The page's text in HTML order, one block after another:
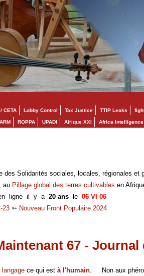
CETA Lobby Control Tax Justice TTIP Leaks
ROPPA UPADI Afrique XXI Africa Intelligence
des Solidarités sociales, locales, régionales et
au Pillage global des terres cultivables en
ligne il y a20 ans le 06 VI 06
23 ➳ Nouveau Front Populaire 2024
67 -
langage ce qui est à l'humain. Non aux